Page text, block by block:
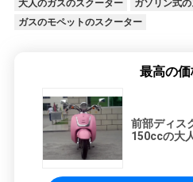
大人のガスのスクーター
ガソリン式
ガスのモペットのスクーター
最高の
前部ディス
150ccの大